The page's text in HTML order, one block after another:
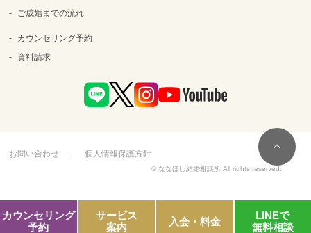
カウンセリング
予約
サービス
案内
入会・料金
LINEで
無料相談
ご成婚までの流れ
カウンセリング予約
資料請求
お問い合わせ 個人情報保護方針
© ななほし結婚相談所 All rights reserved.